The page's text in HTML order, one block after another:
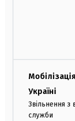
Україні
Звільнення з
служби